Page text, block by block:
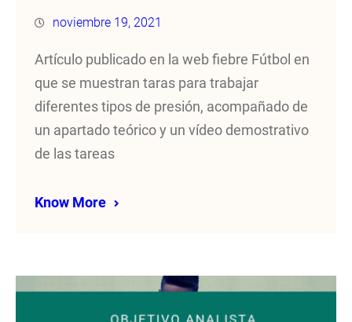
noviembre 19, 2021
Artículo publicado en la web fiebre Fútbol en
que se muestran taras para trabajar
diferentes tipos de presión, acompañado de
un apartado teórico y un vídeo demostrativo
de las tareas
Know More